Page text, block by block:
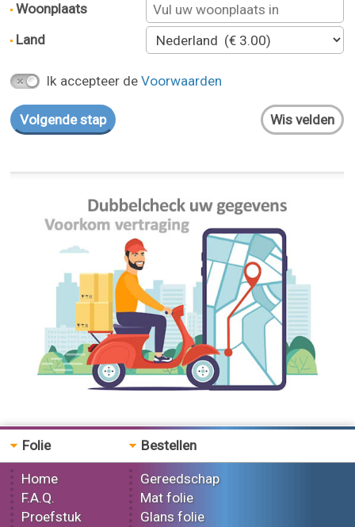
Woonplaats
Land
Ik accepteer deVoorwaarden
Folie
Home
F.A.Q.
Proefstuk
Bestellen
Gereedschap
Mat folie
Glans folie